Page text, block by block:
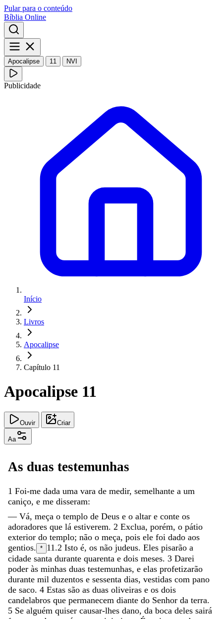
Pular para o conteúdo
Bíblia Online
Apocalipse 11 NVI
Publicidade
Início
Livros
Apocalipse
Capítulo 11
Apocalipse 11
Ouvir Criar
Aa
As duas testemunhas
1 Foi-me dada uma vara de medir, semelhante a um
caniço, e me disseram:
— Vá, meça o templo de Deus e o altar e conte os
adoradores que lá estiverem. 2 Exclua, porém, o pátio
exterior do templo; não o meça, pois ele foi dado aos
gentios. * 11.2 Isto é, os não judeus. Eles pisarão a
cidade santa durante quarenta e dois meses. 3 Darei
poder às minhas duas testemunhas, e elas profetizarão
durante mil duzentos e sessenta dias, vestidas com pano
de saco. 4 Estas são as duas oliveiras e os dois
candelabros que permanecem diante do Senhor da terra.
5 Se alguém quiser causar-lhes dano, da boca deles sairá